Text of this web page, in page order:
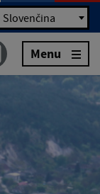
Slovenčina
Menu